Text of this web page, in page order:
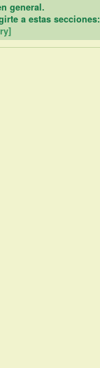
general.
a estas secciones: